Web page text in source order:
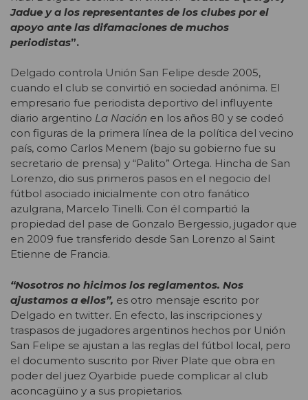
Jadue y a los representantes de los clubes por el
apoyo ante las difamaciones de muchos
periodistas”.
Delgado controla Unión San Felipe desde 2005,
cuando el club se convirtió en sociedad anónima. El
empresario fue periodista deportivo del influyente
diario argentino La Nación en los años 80 y se codeó
con figuras de la primera línea de la política del vecino
país, como Carlos Menem (bajo su gobierno fue su
secretario de prensa) y “Palito” Ortega. Hincha de San
Lorenzo, dio sus primeros pasos en el negocio del
fútbol asociado inicialmente con otro fanático
azulgrana, Marcelo Tinelli. Con él compartió la
propiedad del pase de Gonzalo Bergessio, jugador que
en 2009 fue transferido desde San Lorenzo al Saint
Etienne de Francia.
“Nosotros no hicimos los reglamentos. Nos
ajustamos a ellos”, es otro mensaje escrito por
Delgado en twitter. En efecto, las inscripciones y
traspasos de jugadores argentinos hechos por Unión
San Felipe se ajustan a las reglas del fútbol local, pero
el documento suscrito por River Plate que obra en
poder del juez Oyarbide puede complicar al club
aconcagüino y a sus propietarios.